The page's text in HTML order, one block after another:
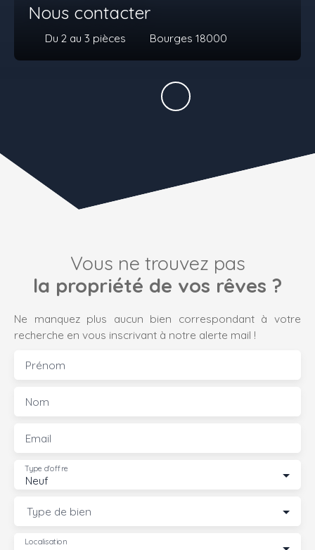
Nous contacter
Du 2 au 3 pièces Bourges 18000
Vous ne trouvez pas
la propriété de vos rêves ?
Ne manquez plus aucun bien correspondant à votre
recherche en vous inscrivant à notre alerte mail !
Prénom
Nom
Email
Neuf
Type d'offre
Type de bien
Localisation